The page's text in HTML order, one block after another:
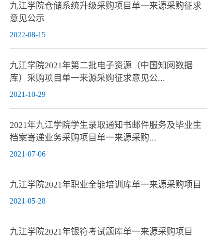
九江学院仓储系统升级采购项目单一来源采购征求
意见公示
2022-08-15
九江学院2021年第二批电子资源（中国知网数据
库）采购项目单一来源采购征求意见公...
2021-10-29
2021年九江学院学生录取通知书邮件服务及毕业生
档案寄递业务采购项目单一来源采购...
2021-07-06
九江学院2021年职业全能培训库单一来源采购项目
2021-05-28
九江学院2021年银符考试题库单一来源采购项目